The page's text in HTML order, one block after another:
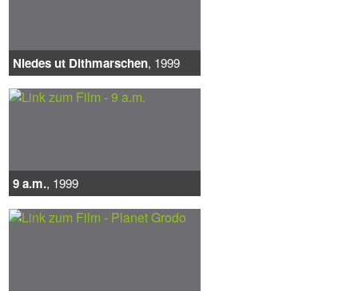
Niedes ut Dithmarschen, 1999
9 a.m., 1999